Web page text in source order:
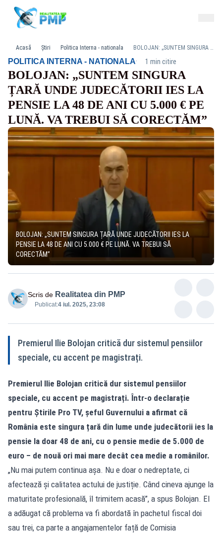
Acasă Știri Politica Interna - nationala BOLOJAN: „SUNTEM SINGURA ȚARĂ UNDE JUDECĂTORII IES LA PENSIE LA 48 DE ANI CU 5.000 € PE LUNĂ. VA TREBUI SĂ CORECTĂM”
POLITICA INTERNA - NATIONALA· 1 min citire
BOLOJAN: „SUNTEM SINGURA
ȚARĂ UNDE JUDECĂTORII IES LA
PENSIE LA 48 DE ANI CU 5.000 € PE
LUNĂ. VA TREBUI SĂ CORECTĂM”
BOLOJAN: „SUNTEM SINGURA ȚARĂ UNDE JUDECĂTORII IES LA
PENSIE LA 48 DE ANI CU 5.000 € PE LUNĂ. VA TREBUI SĂ
CORECTĂM”
Scris de Realitatea din PMP
Publicat:4 iul. 2025, 23:08
Premierul Ilie Bolojan critică dur sistemul pensiilor
speciale, cu accent pe magistrați.
Premierul Ilie Bolojan critică dur sistemul pensiilor
speciale, cu accent pe magistrați. Într-o declarație
pentru Știrile Pro TV, șeful Guvernului a afirmat că
România este singura țară din lume unde judecătorii ies la
pensie la doar 48 de ani, cu o pensie medie de 5.000 de
euro – de nouă ori mai mare decât cea medie a românilor.
„Nu mai putem continua așa. Nu e doar o nedreptate, ci
afectează și calitatea actului de justiție. Când cineva ajunge la
maturitate profesională, îl trimitem acasă”, a spus Bolojan. El
a adăugat că problema va fi abordată în pachetul fiscal doi
sau trei, ca parte a angajamentelor față de Comisia